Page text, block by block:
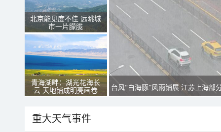
北京能见度不佳 远眺城
市一片朦胧
青海湖畔：湖光花海长
云 天地铺成明亮画卷
台风“白海豚”风雨铺展 江苏上海部
重大天气事件